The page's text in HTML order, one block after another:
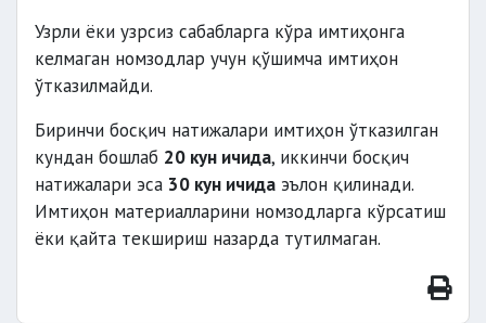
Узрли ёки узрсиз сабабларга кўра имтиҳонга
келмаган номзодлар учун қўшимча имтиҳон
ўтказилмайди.
Биринчи босқич натижалари имтиҳон ўтказилган
кундан бошлаб 20 кун ичида, иккинчи босқич
натижалари эса 30 кун ичида эълон қилинади.
Имтиҳон материалларини номзодларга кўрсатиш
ёки қайта текшириш назарда тутилмаган.